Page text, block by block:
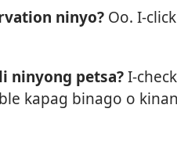
ninyo? Oo. I-
ninyong petsa?I-
kapag binago o